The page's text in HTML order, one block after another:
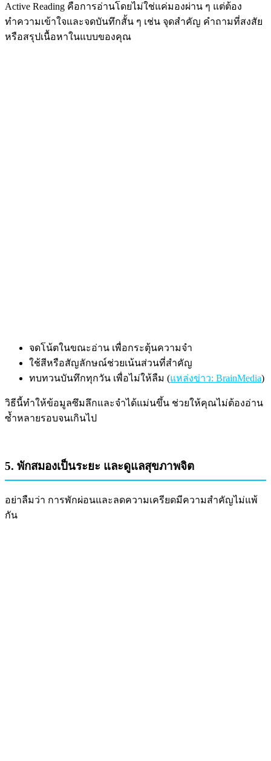
Active Reading คือการอ่านโดยไม่ใช่แค่มองผ่าน ๆ แต่ต้อง
ทำความเข้าใจและจดบันทึกสั้น ๆ เช่น จุดสำคัญ คำถามที่สงสัย
หรือสรุปเนื้อหาในแบบของคุณ
จดโน้ตในขณะอ่าน เพื่อกระตุ้นความจำ
ใช้สีหรือสัญลักษณ์ช่วยเน้นส่วนที่สำคัญ
ทบทวนบันทึกทุกวัน เพื่อไม่ให้ลืม (แหล่งข่าว: BrainMedia)
วิธีนี้ทำให้ข้อมูลซึมลึกและจำได้แม่นขึ้น ช่วยให้คุณไม่ต้องอ่าน
ซ้ำหลายรอบจนเกินไป
5. พักสมองเป็นระยะ และดูแลสุขภาพจิต
อย่าลืมว่า การพักผ่อนและลดความเครียดมีความสำคัญไม่แพ้
กัน